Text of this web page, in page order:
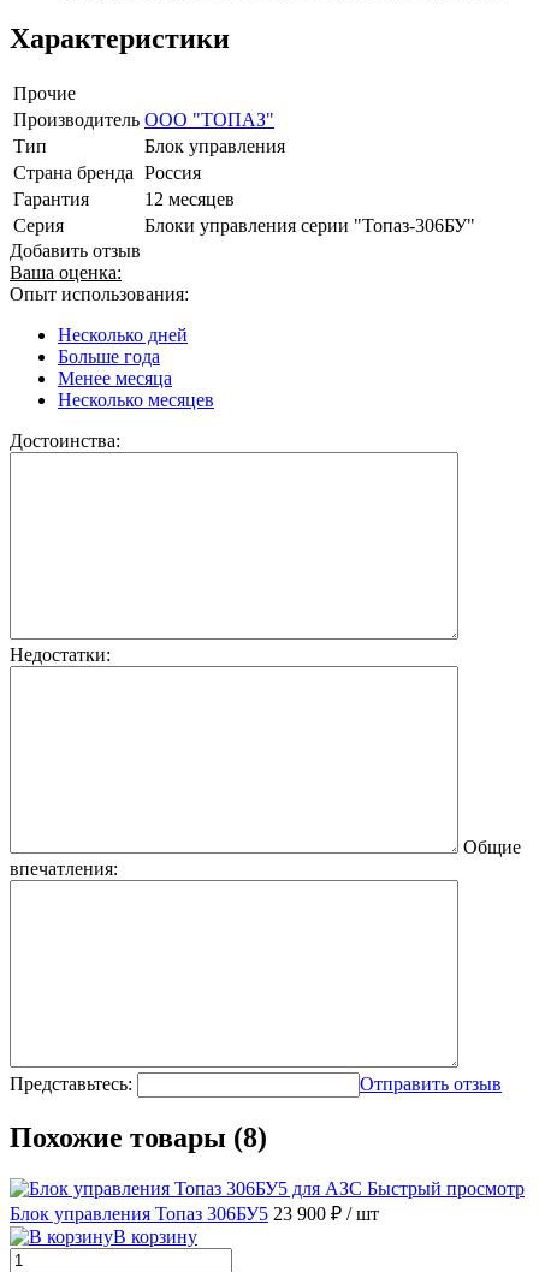
Характеристики
Прочие
Производитель ООО "ТОПАЗ"
Тип
Блок управления
Страна бренда Россия
Гарантия
12 месяцев
Серия
Блоки управления серии "Топаз-306БУ"
Добавить отзыв
Ваша оценка:
Опыт использования:
Несколько дней
Больше года
Менее месяца
Несколько месяцев
Достоинства:
Недостатки:
Общие
впечатления:
Представьтесь: Отправить отзыв
Похожие товары (8)
Быстрый просмотр
Блок управления Топаз 306БУ5 23 900 ₽ / шт
В корзину